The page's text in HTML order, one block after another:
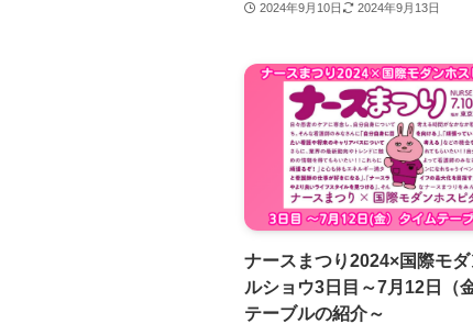
2024年9月10日 2024年9月13日
ナースまつり2024×国際モダ
ルショウ3日目～7月12日（
テーブルの紹介～